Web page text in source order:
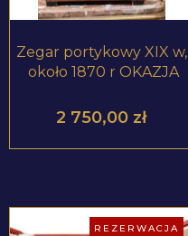
Zegar portykowy XIX w,
około 1870 r OKAZJA
2 750,00 zł
REZERWACJA